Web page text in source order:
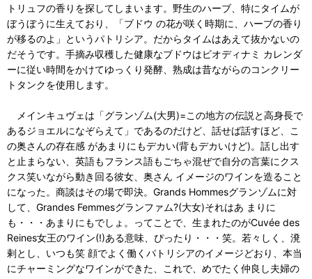
トリュフの香りを探してしまいます。野生のハーブ、特にタイムが
ぼうぼうに生えており、「ブドウ の花が咲く時期に、ハーブの香り
が移るのよ」というパトリシア。だからタイムはあえて抜かないの
だそうです。手摘み収穫した健康なブドウはビオディナミ カレンダ
ーに従い時間をかけてゆっくり発酵、熟成は昔ながらのコンクリー
トタンクを使用します。
メインキュヴェは「グランゾム(大男)=この地方の伝説と高身長で
あるジョエルになぞらえて」であるのだけど、話せば話すほど、こ
の奥さんの存在感 があまりにもデカい(背もデカいけど)。話し出す
と止まらない、英語もフランス語もごちゃ混ぜで自分の言葉にクス
クス笑いながら動き回る彼女、奥さん イメージのワインを造ること
になった。商談はその場で即決。Grands Hommesグランゾムに対
して、Grandes Femmesグランファム?(大女)それはあ まりに
も・・・あまりにもでしょ。ってことで、生まれたのがCuvée des
Reines女王のワイン(!)ある意味、ぴったり・・・笑。若々しく、溌
剌とし、いつも笑 顔でよく働くパトリシアのイメージどおり、本当
にチャーミングなワインができた、これで、めでたく仲良し夫婦の